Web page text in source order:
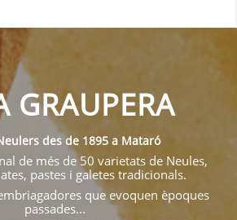
GRAUPERA
des de 1895 a Mataró
de més de 50 varietats de Neules,
pastes i galetes tradicionals.
que evoquen èpoques
passades...